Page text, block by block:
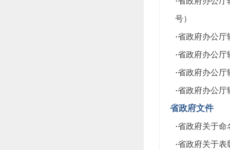
号）
·省政府办公厅
·省政府办公厅
·省政府办公厅
·省政府办公厅
省政府文件
·省政府关于命
·省政府关于表